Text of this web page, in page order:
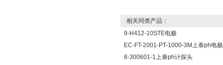
相关同类产品：
9-H412-10STE电极
EC-FT-2001-PT-1000-3M上泰ph电极
8-300601-1上泰ph计探头